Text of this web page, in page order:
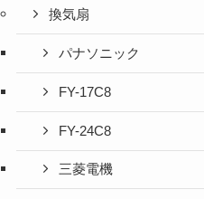
換気扇
パナソニック
FY-17C8
FY-24C8
三菱電機